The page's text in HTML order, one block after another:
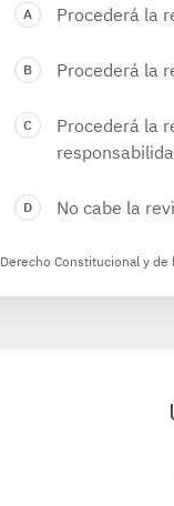
Procederá la
Procederá la
Procederá la
No cabe la
Derecho Constitucional y de